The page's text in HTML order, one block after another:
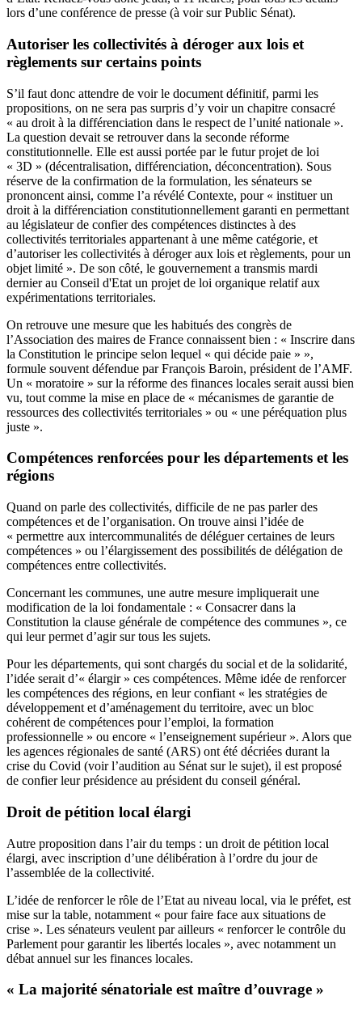
lors d’une conférence de presse (à voir sur Public Sénat).
Autoriser les collectivités à déroger aux lois et
règlements sur certains points
S’il faut donc attendre de voir le document définitif, parmi les
propositions, on ne sera pas surpris d’y voir un chapitre consacré
« au droit à la différenciation dans le respect de l’unité nationale ».
La question devait se retrouver dans la seconde réforme
constitutionnelle. Elle est aussi portée par le futur projet de loi
« 3D » (décentralisation, différenciation, déconcentration). Sous
réserve de la confirmation de la formulation, les sénateurs se
prononcent ainsi, comme l’a révélé Contexte, pour « instituer un
droit à la différenciation constitutionnellement garanti en permettant
au législateur de confier des compétences distinctes à des
collectivités territoriales appartenant à une même catégorie, et
d’autoriser les collectivités à déroger aux lois et règlements, pour un
objet limité ». De son côté, le gouvernement a transmis mardi
dernier au Conseil d'Etat un projet de loi organique relatif aux
expérimentations territoriales.
On retrouve une mesure que les habitués des congrès de
l’Association des maires de France connaissent bien : « Inscrire dans
la Constitution le principe selon lequel « qui décide paie » »,
formule souvent défendue par François Baroin, président de l’AMF.
Un « moratoire » sur la réforme des finances locales serait aussi bien
vu, tout comme la mise en place de « mécanismes de garantie de
ressources des collectivités territoriales » ou « une péréquation plus
juste ».
Compétences renforcées pour les départements et les
régions
Quand on parle des collectivités, difficile de ne pas parler des
compétences et de l’organisation. On trouve ainsi l’idée de
« permettre aux intercommunalités de déléguer certaines de leurs
compétences » ou l’élargissement des possibilités de délégation de
compétences entre collectivités.
Concernant les communes, une autre mesure impliquerait une
modification de la loi fondamentale : « Consacrer dans la
Constitution la clause générale de compétence des communes », ce
qui leur permet d’agir sur tous les sujets.
Pour les départements, qui sont chargés du social et de la solidarité,
l’idée serait d’« élargir » ces compétences. Même idée de renforcer
les compétences des régions, en leur confiant « les stratégies de
développement et d’aménagement du territoire, avec un bloc
cohérent de compétences pour l’emploi, la formation
professionnelle » ou encore « l’enseignement supérieur ». Alors que
les agences régionales de santé (ARS) ont été décriées durant la
crise du Covid (voir l’audition au Sénat sur le sujet), il est proposé
de confier leur présidence au président du conseil général.
Droit de pétition local élargi
Autre proposition dans l’air du temps : un droit de pétition local
élargi, avec inscription d’une délibération à l’ordre du jour de
l’assemblée de la collectivité.
L’idée de renforcer le rôle de l’Etat au niveau local, via le préfet, est
mise sur la table, notamment « pour faire face aux situations de
crise ». Les sénateurs veulent par ailleurs « renforcer le contrôle du
Parlement pour garantir les libertés locales », avec notamment un
débat annuel sur les finances locales.
« La majorité sénatoriale est maître d’ouvrage »